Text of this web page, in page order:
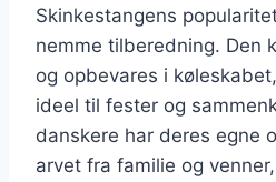
Skinkestangens
nemme tilberedning. Den
og opbevares i
ideel til fester og
danskere har deres egne
arvet fra familie og